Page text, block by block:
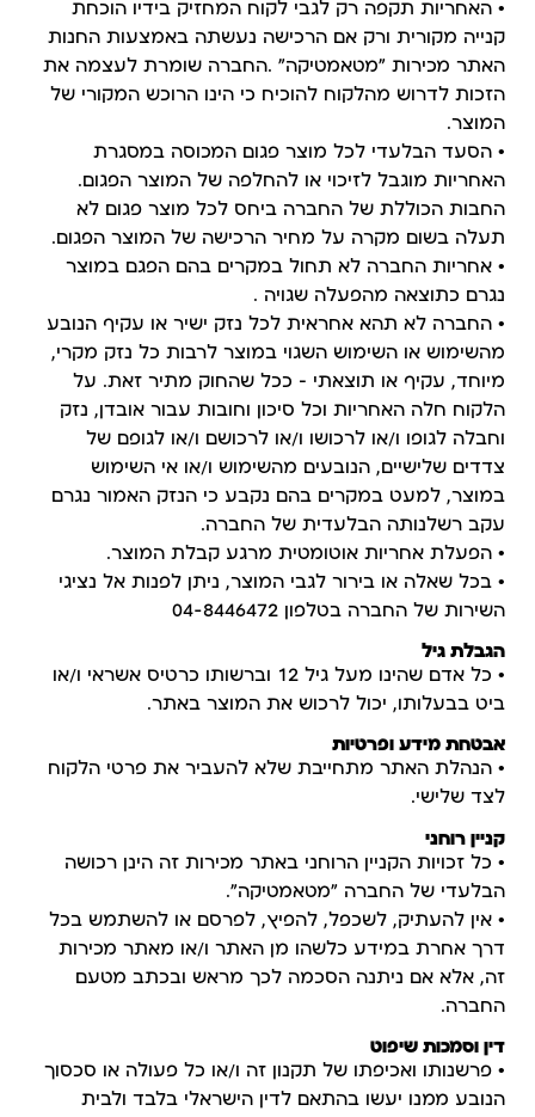
• האחריות תקפה רק לגבי לקוח המחזיק בידיו הוכחת
קנייה מקורית ורק אם הרכישה נעשתה באמצעות החנות
האתר מכירות "מטאמטיקה" .החברה שומרת לעצמה את
הזכות לדרוש מהלקוח להוכיח כי הינו הרוכש המקורי של
המוצר.
• הסעד הבלעדי לכל מוצר פגום המכוסה במסגרת
האחריות מוגבל לזיכוי או להחלפה של המוצר הפגום.
החבות הכוללת של החברה ביחס לכל מוצר פגום לא
תעלה בשום מקרה על מחיר הרכישה של המוצר הפגום.
• אחריות החברה לא תחול במקרים בהם הפגם במוצר
נגרם כתוצאה מהפעלה שגויה .
• החברה לא תהא אחראית לכל נזק ישיר או עקיף הנובע
מהשימוש או השימוש השגוי במוצר לרבות כל נזק מקרי,
מיוחד, עקיף או תוצאתי – ככל שהחוק מתיר זאת. על
הלקוח חלה האחריות וכל סיכון וחובות עבור אובדן, נזק
וחבלה לגופו ו/או לרכושו ו/או לרכושם ו/או לגופם של
צדדים שלישיים, הנובעים מהשימוש ו/או אי השימוש
במוצר, למעט במקרים בהם נקבע כי הנזק האמור נגרם
עקב רשלנותה הבלעדית של החברה.
• הפעלת אחריות אוטומטית מרגע קבלת המוצר.
• בכל שאלה או בירור לגבי המוצר, ניתן לפנות אל נציגי
השירות של החברה בטלפון 04-8446472
הגבלת גיל
• כל אדם שהינו מעל גיל 12 וברשותו כרטיס אשראי ו/או
ביט בבעלותו, יכול לרכוש את המוצר באתר.
אבטחת מידע ופרטיות
• הנהלת האתר מתחייבת שלא להעביר את פרטי הלקוח
לצד שלישי.
קניין רוחני
• כל זכויות הקניין הרוחני באתר מכירות זה הינן רכושה
הבלעדי של החברה "מטאמטיקה".
• אין להעתיק, לשכפל, להפיץ, לפרסם או להשתמש בכל
דרך אחרת במידע כלשהו מן האתר ו/או מאתר מכירות
זה, אלא אם ניתנה הסכמה לכך מראש ובכתב מטעם
החברה.
דין וסמכות שיפוט
• פרשנותו ואכיפתו של תקנון זה ו/או כל פעולה או סכסוך
הנובע ממנו יעשו בהתאם לדין הישראלי בלבד ולבית